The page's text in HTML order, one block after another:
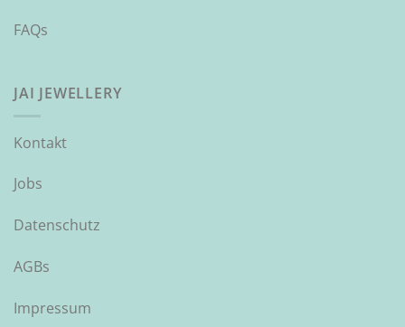
FAQs
JAI JEWELLERY
Kontakt
Jobs
Datenschutz
AGBs
Impressum